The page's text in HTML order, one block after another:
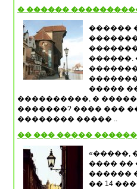
� ������
������
������.
�����
����������, �
�������? ���� ���
�������� ����� ..
�� ��� �����
«�����,
���� ��
������
�� 14